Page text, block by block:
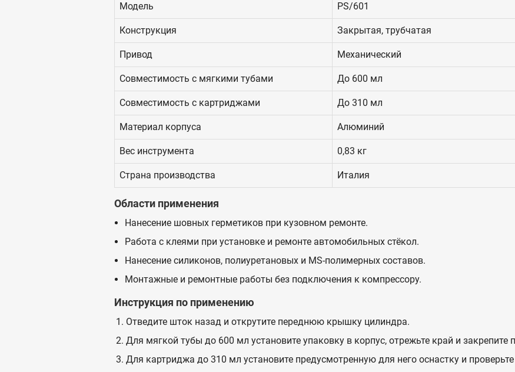
Модель PS/601
Конструкция Закрытая, трубчатая
Привод Механический
Совместимость с мягкими тубами До 600 мл
Совместимость с картриджами До 310 мл
Материал корпуса Алюминий
Вес инструмента 0,83 кг
Страна производства Италия
Области применения
Нанесение шовных герметиков при кузовном ремонте.
Работа с клеями при установке и ремонте автомобильных стёкол.
Нанесение силиконов, полиуретановых и MS-полимерных составов.
Монтажные и ремонтные работы без подключения к компрессору.
Инструкция по применению
Отведите шток назад и открутите переднюю крышку цилиндра.
Для мягкой тубы до 600 мл установите упаковку в корпус, отрежьте край и закрепите
Для картриджа до 310 мл установите предусмотренную для него оснастку и